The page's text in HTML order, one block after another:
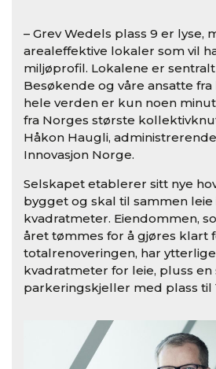
– Grev Wedels plass 9 er lyse,
arealeffektive lokaler som vil
miljøprofil. Lokalene er
Besøkende og våre ansatte
hele verden er kun noen
fra Norges største
Håkon Haugli,
Innovasjon Norge.
Selskapet etablerer sitt nye
bygget og skal til sammen leie
kvadratmeter. Eiendommen,
året tømmes for å gjøres klart
totalrenoveringen, har
kvadratmeter for leie, pluss en
parkeringskjeller med plass til